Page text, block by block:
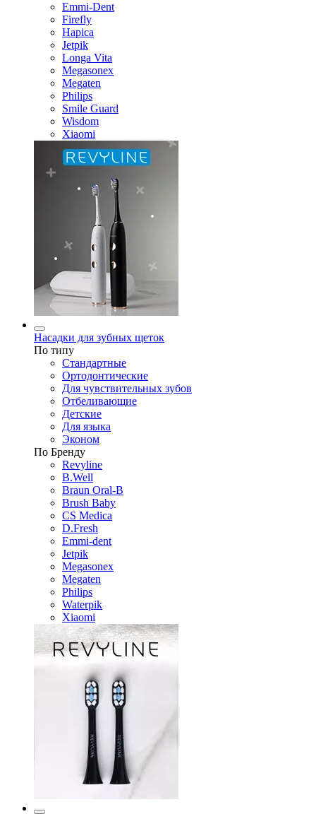
Emmi-Dent
Firefly
Hapica
Jetpik
Longa Vita
Megasonex
Megaten
Philips
Smile Guard
Wisdom
Xiaomi
Насадки для зубных щеток
По типу
Стандартные
Ортодонтические
Для чувствительных зубов
Отбеливающие
Детские
Для языка
Эконом
По Бренду
Revyline
B.Well
Braun Oral-B
Brush Baby
CS Medica
D.Fresh
Emmi-dent
Jetpik
Megasonex
Megaten
Philips
Waterpik
Xiaomi